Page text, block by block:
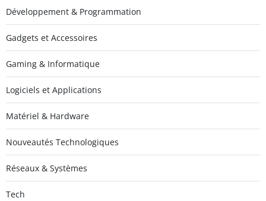
Développement & Programmation
Gadgets et Accessoires
Gaming & Informatique
Logiciels et Applications
Matériel & Hardware
Nouveautés Technologiques
Réseaux & Systèmes
Tech